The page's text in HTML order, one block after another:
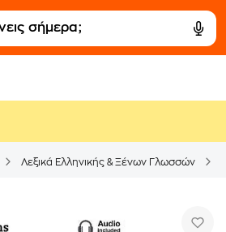
Λεξικά Ελληνικής & Ξένων Γλωσσών